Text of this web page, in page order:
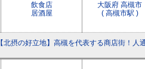
飲食店
居酒屋
大阪府 高槻市
( 高槻市駅 )
【北摂の好立地】高槻を代表する商店街！人